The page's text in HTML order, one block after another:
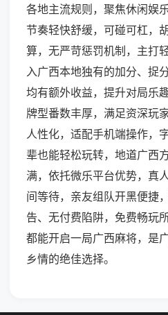
各地主流规则，聚焦休闲娱
节奏轻快舒缓，可碰可杠，
算，无严苛惩罚机制，主打
入广西本地独有的加分、捉
均有额外收益，提升对局乐
牌型番数丰厚，满足资深玩
人性化，适配手机端操作，
辈也能轻松玩转，地道广西
满，依托微乐平台优势，真
间等待，亲友组队开黑便捷
告、无付费陷阱，免费畅玩
都能开启一局广西麻将，是
乡情的绝佳选择。